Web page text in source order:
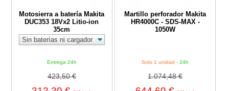
Motosierra a batería Makita
DUC353 18Vx2 Litio-ion
35cm
Entrega 24h
423,50 €
Martillo perforador Makita
HR4000C - SDS-MAX -
1050W
Solo 1 unidad - 24h
1.074,48 €